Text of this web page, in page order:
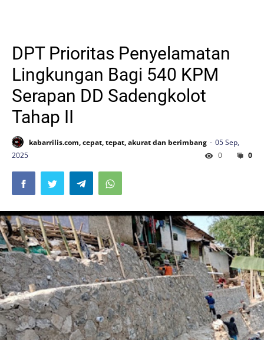
DPT Prioritas Penyelamatan
Lingkungan Bagi 540 KPM
Serapan DD Sadengkolot
Tahap II
kabarrilis.com, cepat, tepat, akurat dan berimbang
05 Sep,
2025
0
0